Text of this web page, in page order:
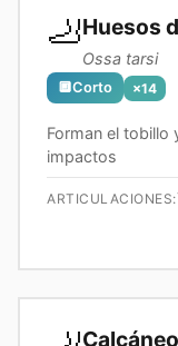
🦶Huesos
Ossa tarsi
🔲Corto ×14
Forman el tobillo
impactos
ARTICULACIONES:
Calcáneo